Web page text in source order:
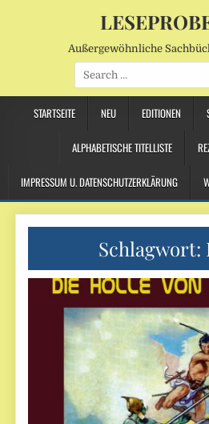
Außergewöhnliche
Search
for:
STARTSEITE NEU EDITIONEN
ALPHABETISCHE TITELLISTE
IMPRESSUM U. DATENSCHUTZERKLÄRUNG
Schlagwort: